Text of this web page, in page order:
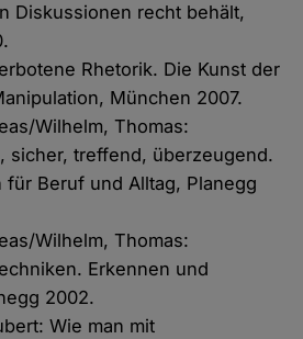
Diskussionen recht behält,
Rhetorik. Die Kunst der
München 2007.
Wilhelm, Thomas:
sicher, treffend, überzeugend.
für Beruf und Alltag, Planegg
Wilhelm, Thomas:
Erkennen und
2002.
Wie man mit